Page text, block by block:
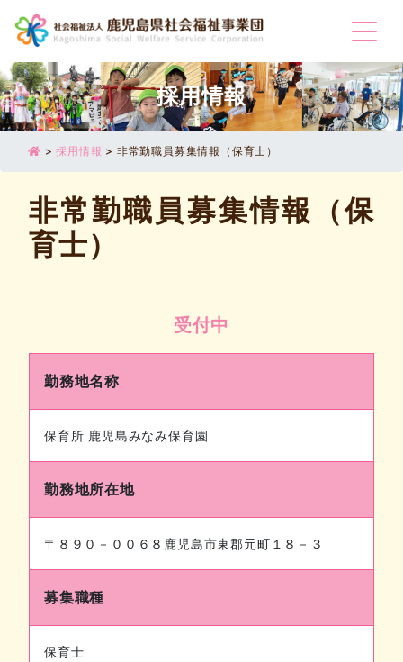
採用情報
>採用情報 > ⾮常勤職員募集情報（保育士）
⾮常勤職員募集情報（保
育士）
受付中
勤務地名称
保育所 ⿅児島みなみ保育園
勤務地所在地
〒８９０－００６８⿅児島市東郡元町１８－３
募集職種
保育士